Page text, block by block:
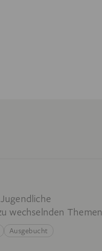
wechselnden Themen
Ausgebucht